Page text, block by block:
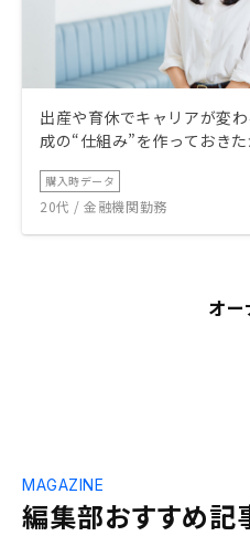
出産や育休でキャリアが変
成の“仕組み”を作っておきた
購入時データ
20代 / 金融機関勤務
オ
編集部おすすめ記
MAGAZINE